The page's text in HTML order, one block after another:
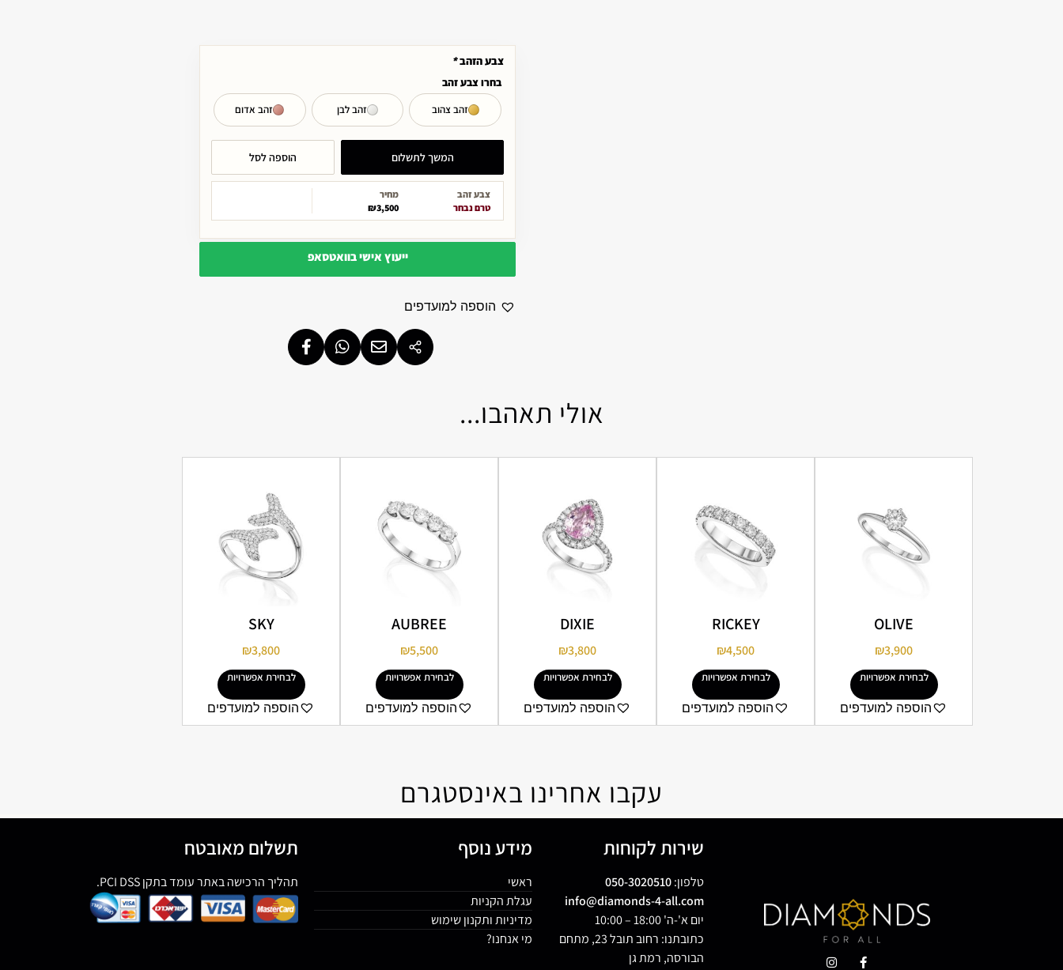
צבע הזהב*
בחרו צבע זהב
זהב צהוב זהב לבן זהב אדום
צבע זהב
טרם נבחר
מחיר
₪3,500
המשך לתשלום הוספה לסל
ייעוץ אישי בוואטסאפ
הוספה למועדפים
אולי תאהבו...
OLIVE
₪3,900
לבחירת אפשרויות
הוספה למועדפים
RICKEY
₪4,500
לבחירת אפשרויות
הוספה למועדפים
DIXIE
₪3,800
לבחירת אפשרויות
הוספה למועדפים
AUBREE
₪5,500
לבחירת אפשרויות
הוספה למועדפים
SKY
₪3,800
לבחירת אפשרויות
הוספה למועדפים
עקבו אחרינו באינסטגרם
שירות לקוחות
טלפון:050-3020510
info@diamonds-4-all.com
יום א'-ה' 18:00 – 10:00
כתובתנו: רחוב תובל 23, מתחם
הבורסה, רמת גן
מידע נוסף
ראשי
עגלת הקניות
מדיניות ותקנון שימוש
מי אנחנו?
תשלום מאובטח
תהליך הרכישה באתר עומד בתקן PCI DSS.